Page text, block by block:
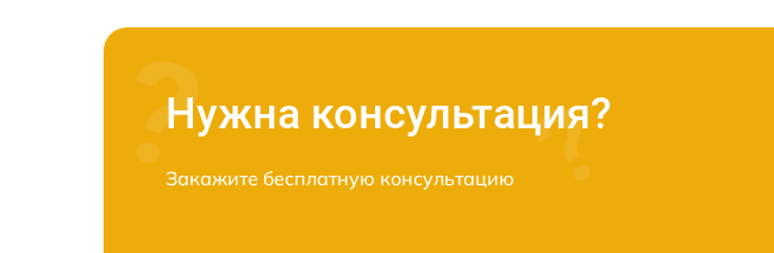
Нужна консультация?
Закажите бесплатную консультацию